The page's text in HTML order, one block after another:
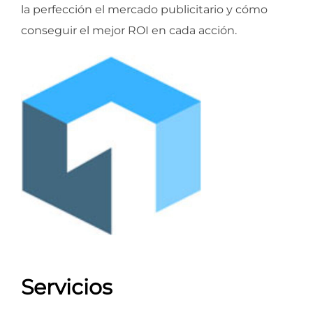
la perfección el mercado publicitario y cómo
conseguir el mejor ROI en cada acción.
Servicios